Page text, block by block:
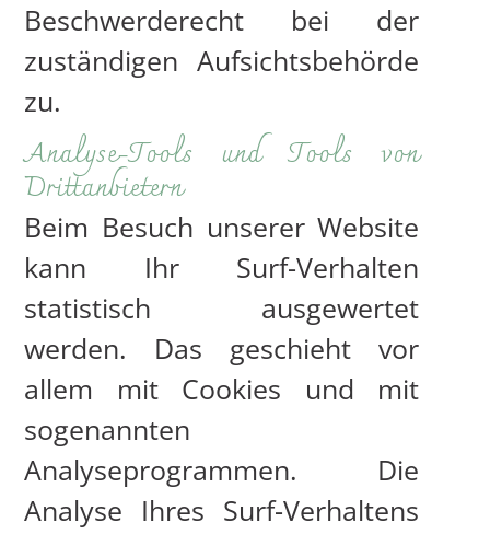
Beschwerderecht bei der
zuständigen Aufsichtsbehörde
zu.
Analyse-Tools und Tools von
Drittanbietern
Beim Besuch unserer Website
kann Ihr Surf-Verhalten
statistisch ausgewertet
werden. Das geschieht vor
allem mit Cookies und mit
sogenannten
Analyseprogrammen. Die
Analyse Ihres Surf-Verhaltens